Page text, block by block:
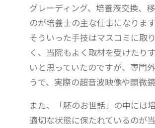
グレーディング、培養液交換、
のが培養士の主な仕事になります
そういった手技はマスコミに取
く、当院もよく取材を受けたり
いと思っていたのですが、専門
うで、実際の超音波映像や顕微
また、「胚のお世話」の中には
適切な状態に保たれているのが